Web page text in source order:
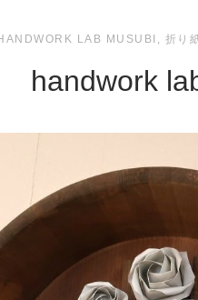
LAB MUSUBI , 折り
handwork